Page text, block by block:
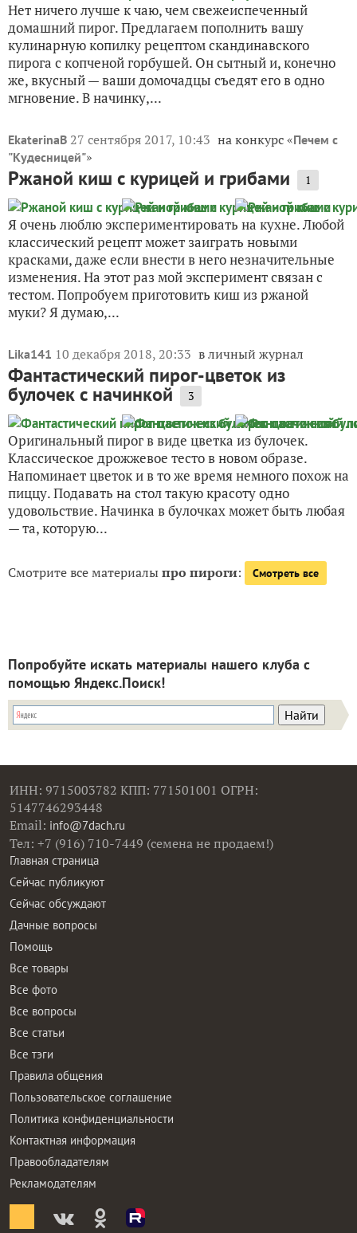
Нет ничего лучше к чаю, чем свежеиспеченный
домашний пирог. Предлагаем пополнить вашу
кулинарную копилку рецептом скандинавского
пирога с копченой горбушей. Он сытный и, конечно
же, вкусный — ваши домочадцы съедят его в одно
мгновение. В начинку,...
EkaterinaB 27 сентября 2017, 10:43 на конкурс «Печем с
"Кудесницей"»
Ржаной киш с курицей и грибами 1
Я очень люблю экспериментировать на кухне. Любой
классический рецепт может заиграть новыми
красками, даже если внести в него незначительные
изменения. На этот раз мой эксперимент связан с
тестом. Попробуем приготовить киш из ржаной
муки? Я думаю,...
Lika141 10 декабря 2018, 20:33 в личный журнал
Фантастический пирог-цветок из
булочек с начинкой 3
Оригинальный пирог в виде цветка из булочек.
Классическое дрожжевое тесто в новом образе.
Напоминает цветок и в то же время немного похож на
пиццу. Подавать на стол такую красоту одно
удовольствие. Начинка в булочках может быть любая
— та, которую...
Смотрите все материалыпро пироги: Смотреть все
Попробуйте искать материалы нашего клуба с
помощью Яндекс.Поиск!
ИНН: 9715003782 КПП: 771501001 ОГРН:
5147746293448
Email: info@7dach.ru
Тел: +7 (916) 710-7449 (семена не продаем!)
Главная страница
Сейчас публикуют
Сейчас обсуждают
Дачные вопросы
Помощь
Все товары
Все фото
Все вопросы
Все статьи
Все тэги
Правила общения
Пользовательское соглашение
Политика конфиденциальности
Контактная информация
Правообладателям
Рекламодателям